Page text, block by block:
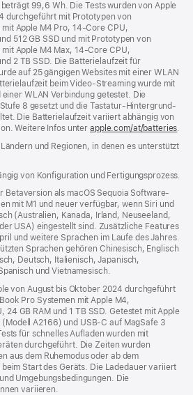
99,6 Wh. Die Tests wurden von Apple
durchgeführt mit Prototypen von
Apple M4 Pro, 14‑Core CPU,
512 GB SSD und mit Prototypen von
Apple M4 Max, 14‑Core CPU,
2 TB SSD. Die Batterielaufzeit für
auf 25 gängigen Websites mit einer WLAN
beim Video-Streaming wurde mit
WLAN Verbindung getestet. Die
8 gesetzt und die Tastatur-Hintergrund­
Die Batterielaufzeit variiert abhängig von
Weitere Infos unterapple.com/at/batteries.
und Regionen, in denen es unterstützt
von Konfiguration und Fertigungsprozess.
Betaversion als macOS Sequoia Software-
mit M1 und neuer verfügbar, wenn Siri und
(Australien, Kanada, Irland, Neuseeland,
USA) eingestellt sind. Zusätzliche Features
und weitere Sprachen im Laufe des Jahres.
Sprachen gehören Chinesisch, Englisch
Deutsch, Italienisch, Japanisch,
und Vietnamesisch.
von August bis Oktober 2024 durchgeführt
Pro Systemen mit Apple M4,
24 GB RAM und 1 TB SSD. Getestet mit Apple
A2166) und USB‑C auf MagSafe 3
für schnelles Aufladen wurden mit
durchgeführt. Die Zeiten wurden
aus dem Ruhemodus oder ab dem
beim Start des Geräts. Die Ladedauer variiert
Umgebungsbedingungen. Die
variieren.